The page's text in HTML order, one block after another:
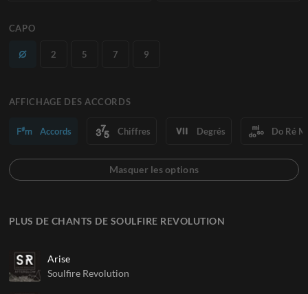
CAPO
2 5 7 9
AFFICHAGE DES ACCORDS
Accords Chiffres Degrés Do Ré
PLUS DE CHANTS DE SOULFIRE REVOLUTION
Arise
Soulfire Revolution